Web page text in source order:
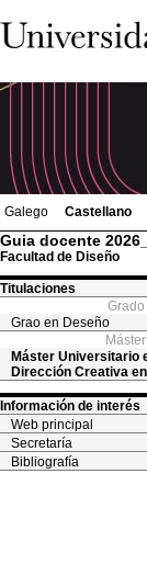
Galego Castellano
Guia docente
Facultad de Diseño
Titulaciones
Grado
Grao en Deseño
Máster
Máster Universitario
Dirección Creativa
Información de interés
Web principal
Secretaría
Bibliografía